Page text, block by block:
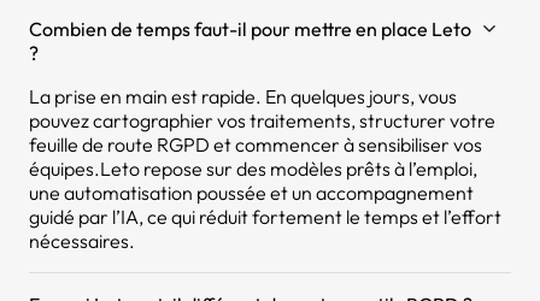
Combien de temps faut-il pour mettre en place Leto
?
La prise en main est rapide. En quelques jours, vous
pouvez cartographier vos traitements, structurer votre
feuille de route RGPD et commencer à sensibiliser vos
équipes.Leto repose sur des modèles prêts à l’emploi,
une automatisation poussée et un accompagnement
guidé par l’IA, ce qui réduit fortement le temps et l’effort
nécessaires.